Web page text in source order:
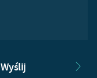
Wyślij